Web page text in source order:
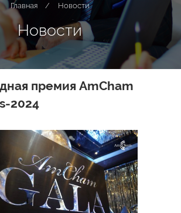
Главная / Новости
Новости
премия AmCham
2024